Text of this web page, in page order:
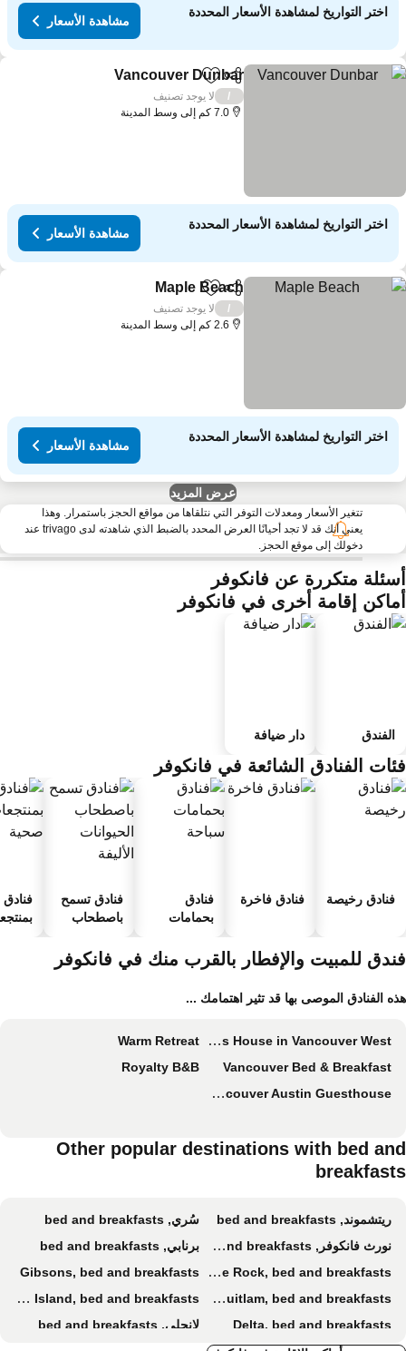
اختر التواريخ لمشاهدة الأسعار المحددة
مشاهدة الأسعار
مشاركةAdd to favorites
Vancouver Dunbar
لا يوجد تصنيف
7.0 كم إلى وسط المدينة
اختر التواريخ لمشاهدة الأسعار المحددة
مشاهدة الأسعار
مشاركةAdd to favorites
Maple Beach
لا يوجد تصنيف
2.6 كم إلى وسط المدينة
اختر التواريخ لمشاهدة الأسعار المحددة
مشاهدة الأسعار
عرض المزيد
تتغير الأسعار ومعدلات التوفر التي نتلقاها من مواقع الحجز باستمرار. وهذا
يعني أنك قد لا تجد أحيانًا العرض المحدد بالضبط الذي شاهدته لدى trivago عند
دخولك إلى موقع الحجز.
متكررة عن فانكوفر
إقامة أخرى في فانكوفر
الفندق دار ضيافة
الفنادق الشائعة في فانكوفر
فنادق رخيصة فنادق فاخرة
فنادق
بحمامات
فنادق تسمح
باصطحاب
الأليفة
فنادق
للمبيت والإفطار بالقرب منك في فانكوفر
الفنادق الموصى بها قد تثير اهتمامك ...
John's House in Vancouver West
Warm Retreat
Vancouver Bed & Breakfast
Royalty B&B
Vancouver Austin Guesthouse
Other popular destinations with bed
ريتشموند, bed and breakfasts
سُري, bed and breakfasts
نورث فانكوفر, bed and breakfasts
برنابي, bed and breakfasts
White Rock, bed and breakfasts
Gibsons, bed and breakfasts
Coquitlam, bed and breakfasts
Gabriola Island, bed and breakfasts
Delta, bed and breakfasts
لانجلي, bed and breakfasts